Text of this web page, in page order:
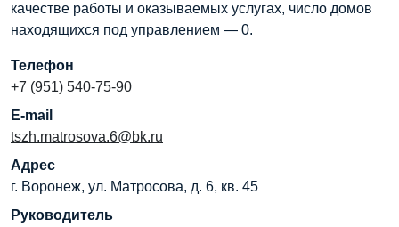
качестве работы и оказываемых услугах, число домов
находящихся под управлением — 0.
Телефон
+7 (951) 540-75-90
E-mail
tszh.matrosova.6@bk.ru
Адрес
г. Воронеж, ул. Матросова, д. 6, кв. 45
Руководитель